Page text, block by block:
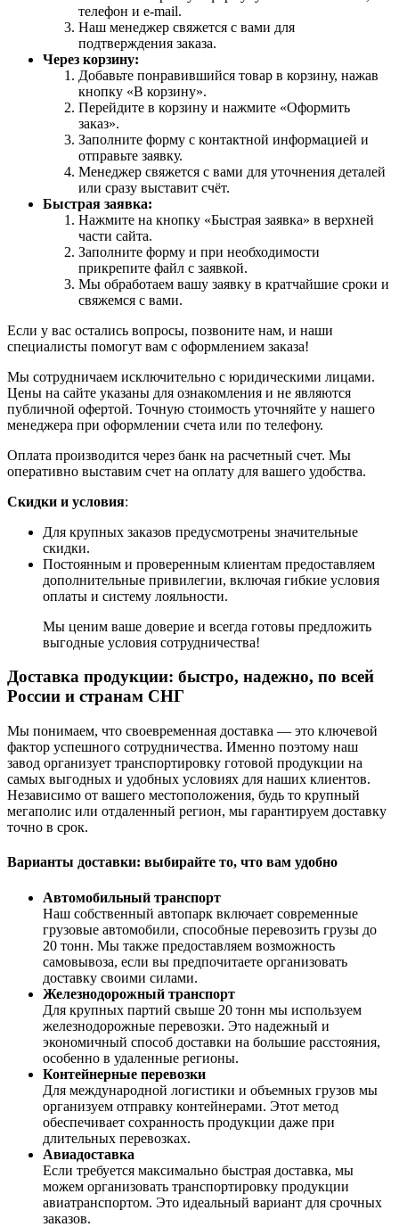
телефон и e-mail.
Наш менеджер свяжется с вами для
подтверждения заказа.
Через корзину:
Добавьте понравившийся товар в корзину, нажав
кнопку «В корзину».
Перейдите в корзину и нажмите «Оформить
заказ».
Заполните форму с контактной информацией и
отправьте заявку.
Менеджер свяжется с вами для уточнения деталей
или сразу выставит счёт.
Быстрая заявка:
Нажмите на кнопку «Быстрая заявка» в верхней
части сайта.
Заполните форму и при необходимости
прикрепите файл с заявкой.
Мы обработаем вашу заявку в кратчайшие сроки и
свяжемся с вами.
Если у вас остались вопросы, позвоните нам, и наши
специалисты помогут вам с оформлением заказа!
Мы сотрудничаем исключительно с юридическими лицами.
Цены на сайте указаны для ознакомления и не являются
публичной офертой. Точную стоимость уточняйте у нашего
менеджера при оформлении счета или по телефону.
Оплата производится через банк на расчетный счет. Мы
оперативно выставим счет на оплату для вашего удобства.
Скидки и условия:
Для крупных заказов предусмотрены значительные
скидки.
Постоянным и проверенным клиентам предоставляем
дополнительные привилегии, включая гибкие условия
оплаты и систему лояльности.
Мы ценим ваше доверие и всегда готовы предложить
выгодные условия сотрудничества!
Доставка продукции: быстро, надежно, по всей
России и странам СНГ
Мы понимаем, что своевременная доставка — это ключевой
фактор успешного сотрудничества. Именно поэтому наш
завод организует транспортировку готовой продукции на
самых выгодных и удобных условиях для наших клиентов.
Независимо от вашего местоположения, будь то крупный
мегаполис или отдаленный регион, мы гарантируем доставку
точно в срок.
Варианты доставки: выбирайте то, что вам удобно
Автомобильный транспорт
Наш собственный автопарк включает современные
грузовые автомобили, способные перевозить грузы до
20 тонн. Мы также предоставляем возможность
самовывоза, если вы предпочитаете организовать
доставку своими силами.
Железнодорожный транспорт
Для крупных партий свыше 20 тонн мы используем
железнодорожные перевозки. Это надежный и
экономичный способ доставки на большие расстояния,
особенно в удаленные регионы.
Контейнерные перевозки
Для международной логистики и объемных грузов мы
организуем отправку контейнерами. Этот метод
обеспечивает сохранность продукции даже при
длительных перевозках.
Авиадоставка
Если требуется максимально быстрая доставка, мы
можем организовать транспортировку продукции
авиатранспортом. Это идеальный вариант для срочных
заказов.